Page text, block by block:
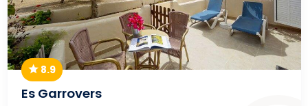
8.9
Es Garrovers